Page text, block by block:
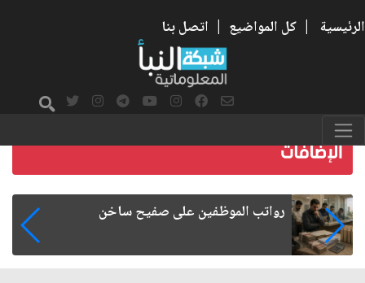
الرئيسية | كل المواضيع | اتصل بنا
هجرة الكفاءات العراقية.. الأسباب والآثار